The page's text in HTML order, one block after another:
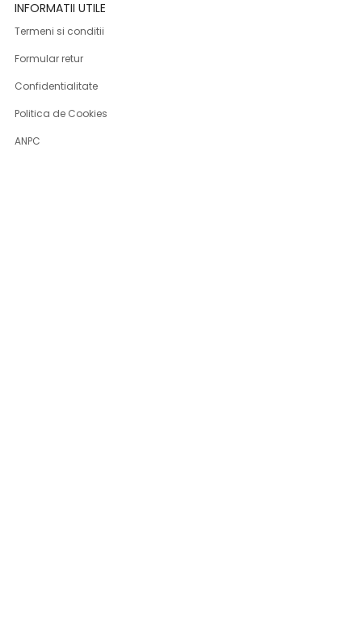
INFORMATII UTILE
Termeni si conditii
Formular retur
Confidentialitate
Politica de Cookies
ANPC